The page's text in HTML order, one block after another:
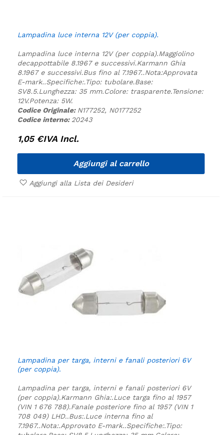
Lampadina luce interna 12V (per coppia).
Lampadina luce interna 12V (per coppia).Maggiolino
decappottabile 8.1967 e successivi.Karmann Ghia
8.1967 e successivi.Bus fino al 7.1967..Nota:Approvata
E-mark..Specifiche:.Tipo: tubolare.Base:
SV8.5.Lunghezza: 35 mm.Colore: trasparente.Tensione:
12V.Potenza: 5W.
Codice Originale: N177252, N0177252
Codice interno: 20243
1,05 €IVA Incl.
Aggiungi al carrello
Aggiungi alla Lista dei Desideri
Lampadina per targa, interni e fanali posteriori 6V
(per coppia).
Lampadina per targa, interni e fanali posteriori 6V
(per coppia).Karmann Ghia:.Luce targa fino al 1957
(VIN 1 676 788).Fanale posteriore fino al 1957 (VIN 1
708 049) LHD..Bus:.Luce interna fino al
7.1967..Nota:.Approvato E-mark..Specifiche:.Tipo: